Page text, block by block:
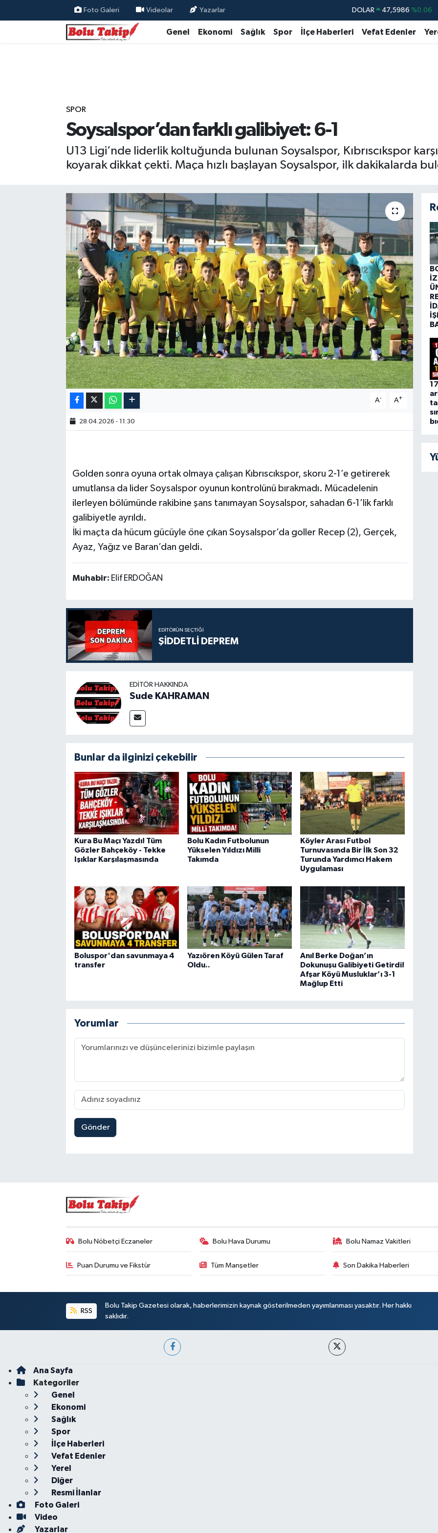
Foto Galeri Videolar Yazarlar DOLAR 47,5986 %0.06
EURO 55,0700 %0.1
Genel Ekonomi Sağlık Spor İlçe Haberleri Vefat Edenler
SPOR
Soysalspor’dan farklı galibiyet: 6-1
U13 Ligi’nde liderlik koltuğunda bulunan Soysalspor, Kıbrıscıkspor
koyarak dikkat çekti. Maça hızlı başlayan Soysalspor, ilk dakikalarda
A- A+
28.04.2026 - 11:30
Golden sonra oyuna ortak olmaya çalışan Kıbrıscıkspor, skoru 2-1’e getirerek
umutlansa da lider Soysalspor oyunun kontrolünü bırakmadı. Mücadelenin
ilerleyen bölümünde rakibine şans tanımayan Soysalspor, sahadan 6-1’lik farklı
galibiyetle ayrıldı.
İki maçta da hücum gücüyle öne çıkan Soysalspor’da goller Recep (2), Gerçek,
Ayaz, Yağız ve Baran’dan geldi.
Muhabir: Elif ERDOĞAN
EDITÖRÜN SEÇTIĞI
ŞİDDETLİ DEPREM
EDITÖR HAKKINDA
Sude KAHRAMAN
Bunlar da ilginizi çekebilir
Kura Bu Maçı Yazdı! Tüm
Gözler Bahçeköy - Tekke
Işıklar Karşılaşmasında
Bolu Kadın Futbolunun
Yükselen Yıldızı Milli
Takımda
Köyler Arası Futbol
Turnuvasında Bir İlk Son 32
Turunda Yardımcı Hakem
Uygulaması
Boluspor'dan savunmaya 4
transfer
Yazıören Köyü Gülen Taraf
Oldu..
Anıl Berke Doğan’ın
Dokunuşu Galibiyeti Getirdi!
Afşar Köyü Musluklar’ı 3-1
Mağlup Etti
Yorumlar
Gönder
Bolu Nöbetçi Eczaneler Bolu Hava Durumu Bolu Namaz Vakitleri
Puan Durumu ve Fikstür Tüm Manşetler Son Dakika Haberleri
RSS
Bolu Takip Gazetesi olarak, haberlerimizin kaynak gösterilmeden yayımlanması yasaktır. Her hakkı
saklıdır.
Ana Sayfa
Kategoriler
Genel
Ekonomi
Sağlık
Spor
İlçe Haberleri
Vefat Edenler
Yerel
Diğer
Resmi İlanlar
Foto Galeri
Video
Yazarlar